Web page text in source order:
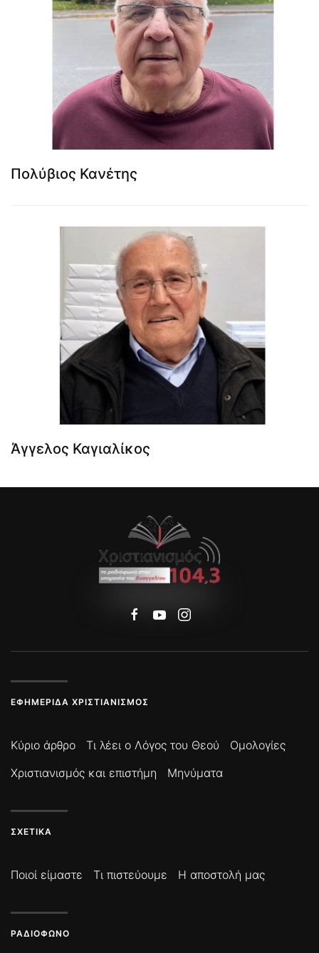
Πολύβιος Κανέτης
Άγγελος Καγιαλίκος
ΕΦΗΜΕΡΊΔΑ ΧΡΙΣΤΙΑΝΙΣΜΌΣ
Κύριο άρθρο Τι λέει ο Λόγος του Θεού
Ομολογίες
Χριστιανισμός και επιστήμη
Μηνύματα
ΣΧΕΤΙΚΆ
Ποιοί είμαστε Τι πιστεύουμε Η αποστολή μας
ΡΑΔΙΌΦΩΝΟ